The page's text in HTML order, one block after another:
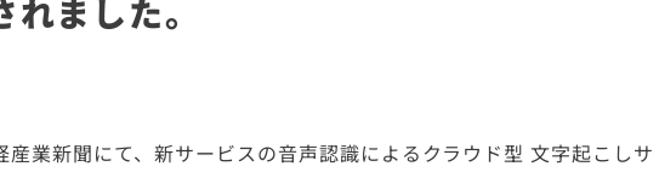
IRについてのご質問
れました。
業新聞にて、新サービスの音声認識によるクラウド型 文字起こしサ